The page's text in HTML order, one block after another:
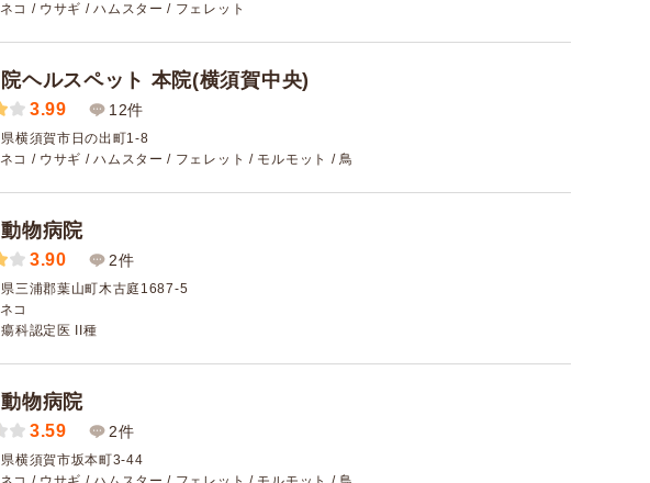
コ / ウサギ / ハムスター / フェレット
ヘルスペット 本院(横須賀中央)
3.99 12件
横須賀市日の出町1-8
コ / ウサギ / ハムスター / フェレット / モルモット / 鳥
物病院
3.90 2件
三浦郡葉山町木古庭1687-5
コ
科認定医 II種
物病院
3.59 2件
横須賀市坂本町3-44